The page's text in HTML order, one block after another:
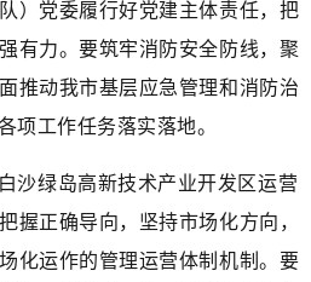
）党委履行好党建主体责任，把
有力。要筑牢消防安全防线，聚
推动我市基层应急管理和消防治
项工作任务落实落地。
沙绿岛高新技术产业开发区运营
握正确导向，坚持市场化方向，
化运作的管理运营体制机制。要